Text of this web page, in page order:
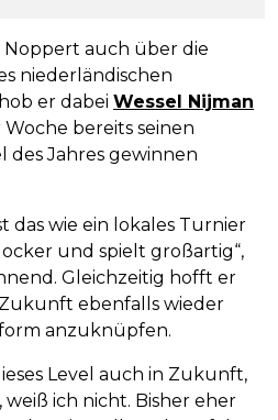
Noppert auch über die
niederländischen
er dabei Wessel Nijman
bereits seinen
des Jahres gewinnen
das wie ein lokales Turnier
und spielt großartig“,
Gleichzeitig hofft er
ebenfalls wieder
anzuknüpfen.
Level auch in Zukunft,
weiß ich nicht. Bisher eher